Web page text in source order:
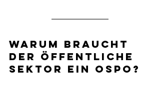
Warum braucht
der öffentliche
Sektor ein OSPO?